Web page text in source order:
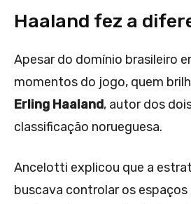
Haaland fez a
Apesar do domínio brasileiro
momentos do jogo, quem
Erling Haaland, autor dos
classificação norueguesa.
Ancelotti explicou que a
buscava controlar os espaços